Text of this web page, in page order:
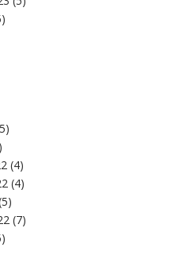
(4)
(4)
(7)